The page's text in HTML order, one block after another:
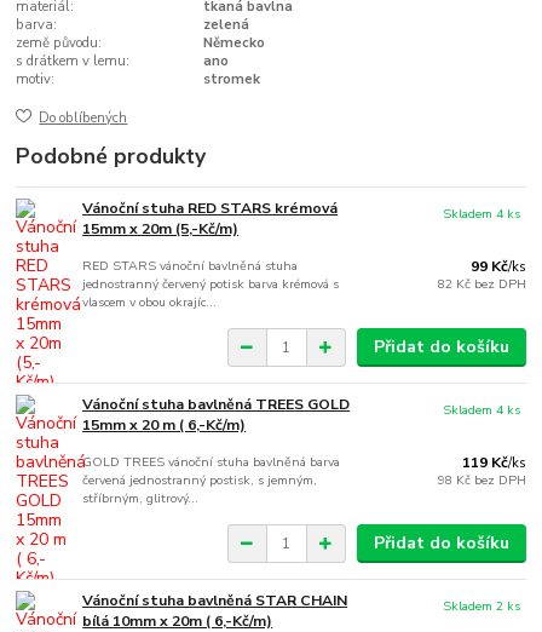
materiál:
tkaná bavlna
barva:
zelená
země původu:
Německo
s drátkem v lemu:
ano
motiv:
stromek
Do oblíbených
Podobné produkty
Vánoční stuha RED STARS krémová
15mm x 20m (5,-Kč/m)
RED STARS vánoční bavlněná stuha
jednostranný červený potisk barva krémová s
vlascem v obou okrajíc...
99 Kč/ks
82 Kč bez DPH
Skladem 4 ks
Přidat do košíku
Vánoční stuha bavlněná TREES GOLD
15mm x 20 m ( 6,-Kč/m)
GOLD TREES vánoční stuha bavlněná barva
červená jednostranný postisk, s jemným,
stříbrným, glitrový...
119 Kč/ks
98 Kč bez DPH
Skladem 4 ks
Přidat do košíku
Vánoční stuha bavlněná STAR CHAIN
bílá 10mm x 20m ( 6,-Kč/m)
Skladem 2 ks